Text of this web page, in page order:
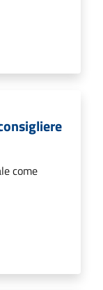
come